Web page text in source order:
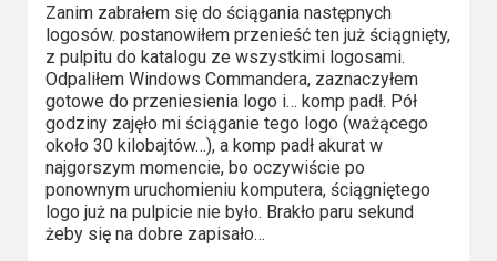
Disney+
HBO
Max
Netflix
Sky
Showtime
Zanim zabrałem się do ściągania następnych
logosów. postanowiłem przenieść ten już ściągnięty,
z pulpitu do katalogu ze wszystkimi logosami.
Odpaliłem Windows Commandera, zaznaczyłem
gotowe do przeniesienia logo i… komp padł. Pół
godziny zajęło mi ściąganie tego logo (ważącego
około 30 kilobajtów…), a komp padł akurat w
najgorszym momencie, bo oczywiście po
ponownym uruchomieniu komputera, ściągniętego
logo już na pulpicie nie było. Brakło paru sekund
żeby się na dobre zapisało…